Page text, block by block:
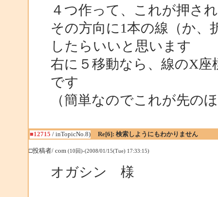
４つ作って、これが押さ
その方向に1本の線（か、
したらいいと思います
右に５移動なら、線のX
です
（簡単なのでこれが先の
■12715 / inTopicNo.8) Re[6]: 検索しようにもわかりません
□投稿者/ com (10回)-(2008/01/15(Tue) 17:33:15)
オガシン 様